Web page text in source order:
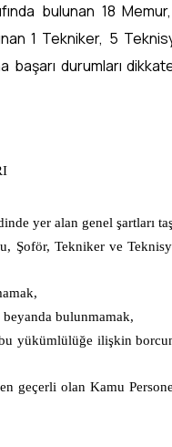
bulunan 18
1 Tekniker, 5
başarı durumları
yer alan genel şartları
Tekniker ve
bulunmamak,
yükümlülüğe ilişkin
geçerli olan Kamu